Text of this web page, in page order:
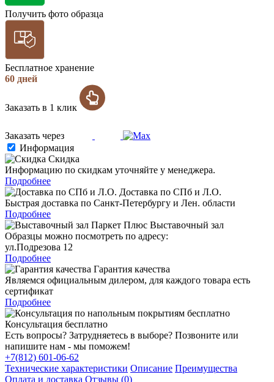
Получить фото образца
Бесплатное хранение
60 дней
Заказать в 1 клик
Заказать через
Информация
Скидка
Информацию по скидкам уточняйте у менеджера.
Подробнее
Доставка по СПб и Л.О.
Быстрая доставка по Санкт-Петербургу и Лен. области
Подробнее
Выставочный зал
Образцы можно посмотреть по адресу:
ул.Подрезова 12
Подробнее
Гарантия качества
Являемся официальным дилером, для каждого товара есть
сертификат
Подробнее
Консультация бесплатно
Есть вопросы? Затрудняетесь в выборе? Позвоните или
напишите нам - мы поможем!
+7(812) 601-06-62
Технические характеристики Описание Преимущества
Оплата и доставка Отзывы (0)